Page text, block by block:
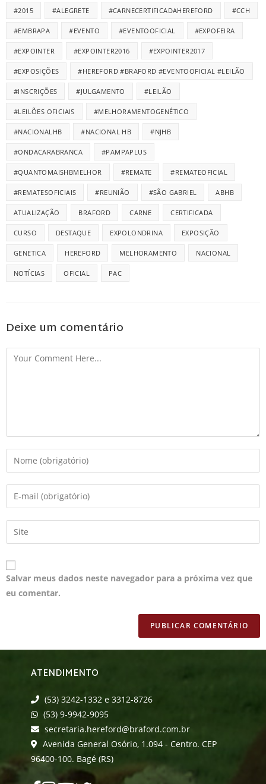
#2015 #ALEGRETE #CARNECERTIFICADAHEREFORD #CCH
#EMBRAPA #EVENTO #EVENTOOFICIAL #EXPOFEIRA
#EXPOINTER #EXPOINTER2016 #EXPOINTER2017
#EXPOSIÇÕES #HEREFORD #BRAFORD #EVENTOOFICIAL #LEILÃO
#INSCRIÇÕES #JULGAMENTO #LEILÃO
#LEILÕES OFICIAIS #MELHORAMENTOGENÉTICO
#NACIONALHB #NACIONAL HB #NJHB
#ONDACARABRANCA #PAMPAPLUS
#QUANTOMAISHBMELHOR #REMATE #REMATEOFICIAL
#REMATESOFICIAIS #REUNIÃO #SÃO GABRIEL ABHB
ATUALIZAÇÃO BRAFORD CARNE CERTIFICADA
CURSO DESTAQUE EXPOLONDRINA EXPOSIÇÃO
GENETICA HEREFORD MELHORAMENTO NACIONAL
NOTÍCIAS OFICIAL PAC
Deixe um comentário
Salvar meus dados neste navegador para a próxima vez que
eu comentar.
ATENDIMENTO
(53) 3242-1332 e 3312-8726
(53) 9-9942-9095
secretaria.hereford@braford.com.br
Avenida General Osório, 1.094 - Centro. CEP
96400-100. Bagé (RS)